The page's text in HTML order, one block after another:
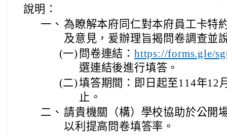
說明：
一、 為瞭解本府同仁對本府員工卡特
及意見，爰辦理旨揭問卷調查並
(一) 問卷連結： https://forms.gle/
選連結後進行填答。
(二)填答期間：即日起至114年12
止。
二、 請貴機關（構）學校協助於公開
以利提高問卷填答率。